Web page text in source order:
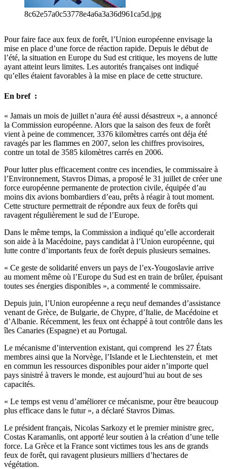
8c62e57a0c53778e4a6a3a36d961ca5d.jpg
Pour faire face aux feux de forêt, l’Union européenne envisage la
mise en place d’une force de réaction rapide. Depuis le début de
l’été, la situation en Europe du Sud est critique, les moyens de lutte
ayant atteint leurs limites. Les autorités françaises ont indiqué
qu’elles étaient favorables à la mise en place de cette structure.
En bref :
« Jamais un mois de juillet n’aura été aussi désastreux », a annoncé
la Commission européenne. Alors que la saison des feux de forêt
vient à peine de commencer, 3376 kilomètres carrés ont déja été
ravagés par les flammes en 2007, selon les chiffres provisoires,
contre un total de 3585 kilomètres carrés en 2006.
Pour lutter plus efficacement contre ces incendies, le commissaire à
l’Environnement, Stavros Dimas, a proposé le 31 juillet de créer une
force européenne permanente de protection civile, équipée d’au
moins dix avions bombardiers d’eau, prêts à réagir à tout moment.
Cette structure permettrait de répondre aux feux de forêts qui
ravagent régulièrement le sud de l’Europe.
Dans le même temps, la Commission a indiqué qu’elle accorderait
son aide à la Macédoine, pays candidat à l’Union européenne, qui
lutte contre d’importants feux de forêt depuis plusieurs semaines.
« Ce geste de solidarité envers un pays de l’ex-Yougoslavie arrive
au moment même où l’Europe du Sud est en train de brûler, épuisant
toutes ses énergies disponibles », a commenté le commissaire.
Depuis juin, l’Union européenne a reçu neuf demandes d’assistance
venant de Grèce, de Bulgarie, de Chypre, d’Italie, de Macédoine et
d’Albanie. Récemment, les feux ont échappé à tout contrôle dans les
îles Canaries (Espagne) et au Portugal.
Le mécanisme d’intervention existant, qui comprend les 27 États
membres ainsi que la Norvège, l’Islande et le Liechtenstein, et met
en commun les ressources disponibles pour aider n’importe quel
pays sinistré à travers le monde, est aujourd’hui au bout de ses
capacités.
« Le temps est venu d’améliorer ce mécanisme, pour être beaucoup
plus efficace dans le futur », a déclaré Stavros Dimas.
Le président français, Nicolas Sarkozy et le premier ministre grec,
Costas Karamanlis, ont apporté leur soutien à la création d’une telle
force. La Grèce et la France sont victimes tous les ans de grands
feux de forêt, qui ravagent plusieurs milliers d’hectares de
végétation.